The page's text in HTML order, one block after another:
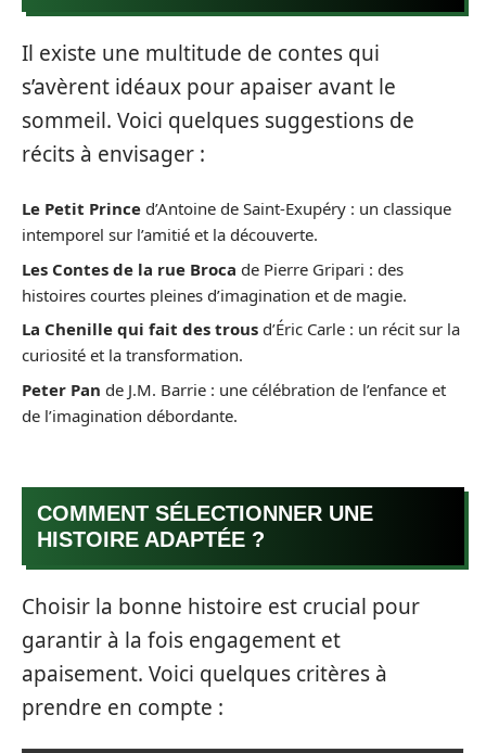
Il existe une multitude de contes qui
s’avèrent idéaux pour apaiser avant le
sommeil. Voici quelques suggestions de
récits à envisager :
Le Petit Prince d’Antoine de Saint-Exupéry : un classique
intemporel sur l’amitié et la découverte.
Les Contes de la rue Broca de Pierre Gripari : des
histoires courtes pleines d’imagination et de magie.
La Chenille qui fait des trous d’Éric Carle : un récit sur la
curiosité et la transformation.
Peter Pan de J.M. Barrie : une célébration de l’enfance et
de l’imagination débordante.
COMMENT SÉLECTIONNER UNE
HISTOIRE ADAPTÉE ?
Choisir la bonne histoire est crucial pour
garantir à la fois engagement et
apaisement. Voici quelques critères à
prendre en compte :